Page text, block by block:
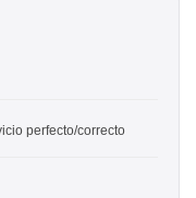
perfecto/correcto